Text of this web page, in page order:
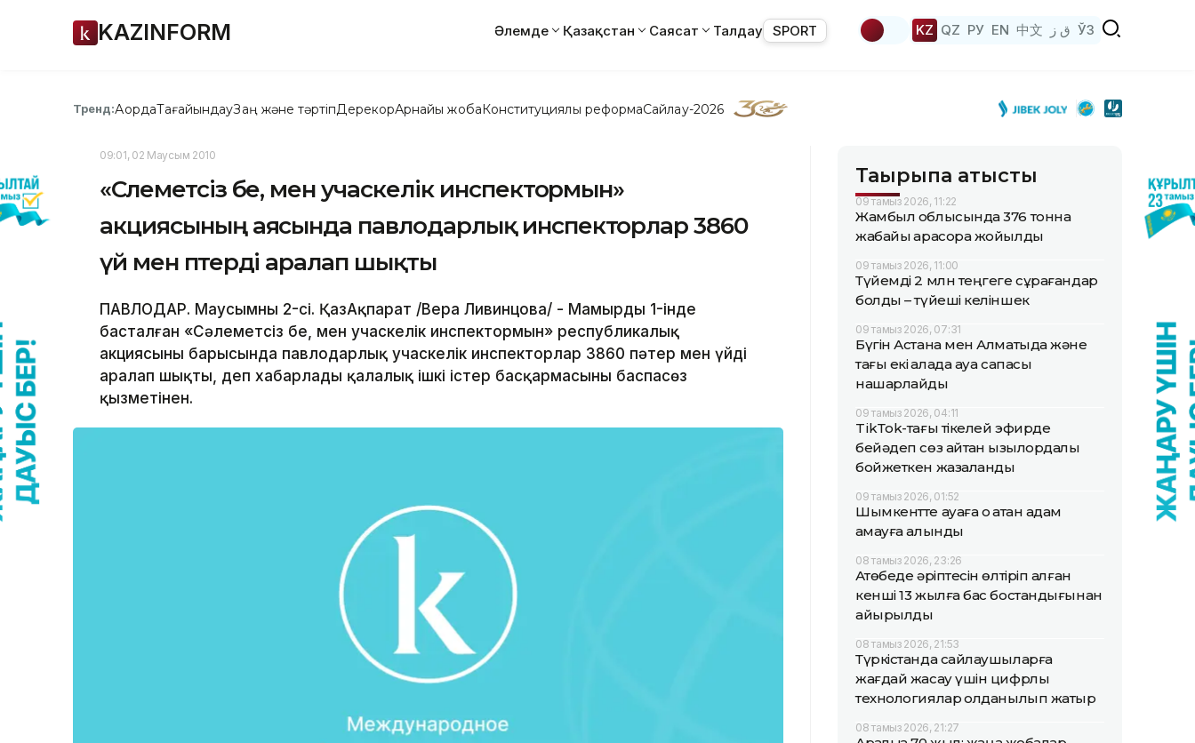
KAZINFORM Әлемде Қазақстан Саясат Талдау SPORT KZ QZ РУ EN 中文 ق ز ЎЗ
Тренд:АқордаТағайындауЗаң және тәртіпДерекқорАрнайы жобаКонституциялық реформаСайлау-2026
09:01, 02 Маусым 2010
«Сәлеметсіз бе, мен учаскелік инспектормын»
акциясының аясында павлодарлық инспекторлар 3860
үй мен пәтерді аралап шықты
ПАВЛОДАР. Маусымның 2-сі. ҚазАқпарат /Вера Ливинцова/ - Мамырдың 1-інде
басталған «Сәлеметсіз бе, мен учаскелік инспектормын» республикалық
акциясының барысында павлодарлық учаскелік инспекторлар 3860 пәтер мен үйді
аралап шықты, деп хабарлады қалалық ішкі істер басқармасының баспасөз
қызметінен.
Тақырыпқа қатысты
09 тамыз 2026, 11:22
Жамбыл облысында 376 тонна
жабайы қарасора жойылды
09 тамыз 2026, 11:00
Түйемді 2 млн теңгеге сұрағандар
болды – түйеші келіншек
09 тамыз 2026, 07:31
Бүгін Астана мен Алматыда және
тағы екі қалада ауа сапасы
нашарлайды
09 тамыз 2026, 04:11
TikТok-тағы тікелей эфирде
бейәдеп сөз айтқан қызылордалық
бойжеткен жазаланды
09 тамыз 2026, 01:52
Шымкентте ауаға оқ атқан адам
қамауға алынды
08 тамыз 2026, 23:26
Ақтөбеде әріптесін өлтіріп алған
кенші 13 жылға бас бостандығынан
айырылды
08 тамыз 2026, 21:53
Түркістанда сайлаушыларға
жағдай жасау үшін цифрлық
технологиялар қолданылып жатыр
08 тамыз 2026, 21:27